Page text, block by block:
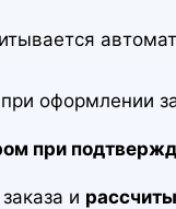
оформлении
при
и